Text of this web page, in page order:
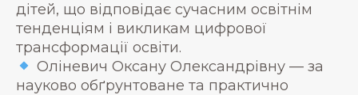
дітей, що відповідає сучасним освітнім
тенденціям і викликам цифрової
трансформації освіти.
Оліневич Оксану Олександрівну — за
науково обґрунтоване та практично